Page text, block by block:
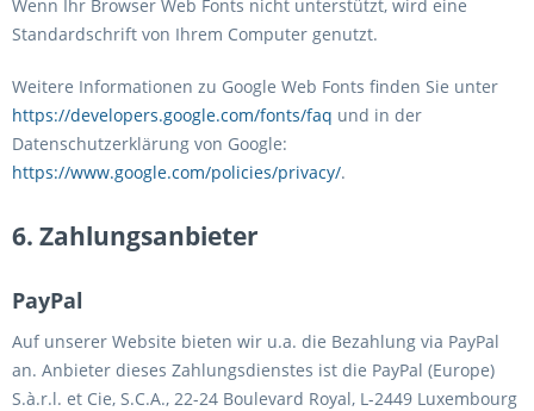
Wenn Ihr Browser Web Fonts nicht unterstützt, wird eine
Standardschrift von Ihrem Computer genutzt.
Weitere Informationen zu Google Web Fonts finden Sie unter
https://developers.google.com/fonts/faq und in der
Datenschutzerklärung von Google:
https://www.google.com/policies/privacy/.
6. Zahlungsanbieter
PayPal
Auf unserer Website bieten wir u.a. die Bezahlung via PayPal
an. Anbieter dieses Zahlungsdienstes ist die PayPal (Europe)
S.à.r.l. et Cie, S.C.A., 22-24 Boulevard Royal, L-2449 Luxembourg